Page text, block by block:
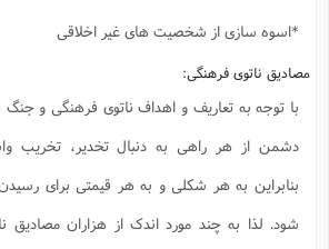
*اسوه سازی از شخصیت های غیر اخلاقی
مصادیق ناتوی فرهنگی:
با توجه به تعاریف و اهداف ناتوی فرهنگی و جنگ
دشمن از هر راهی به دنبال تخدیر، تخریب
بنابراین به هر شکلی و به هر قیمتی برای
شود. لذا به چند مورد اندک از هزاران مصادیق